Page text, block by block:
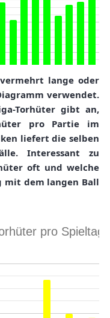
lange oder
verwendet.
Torhüter gibt an,
pro Partie im
liefert die selben
Interessant zu
oft und welche
mit dem langen Ball